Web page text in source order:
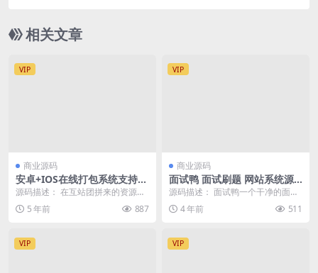
相关文章
VIP
商业源码
安卓+IOS在线打包系统支持绿
签网站打包APP[原封-不删减]
源码描述： 在互站团拼来的资源原
价3600多，本人就是参与者之一 源
码原封不动不...
5 年前 887
VIP
商业源码
面试鸭 面试刷题 网站系统源
码 包含网站前台 + 管理员后台
的完整前后端代码
源码描述： 面试鸭一个干净的面试
刷题网站！专业面试刷题网站，助
你成为面试达人！支...
4 年前 511
VIP VIP